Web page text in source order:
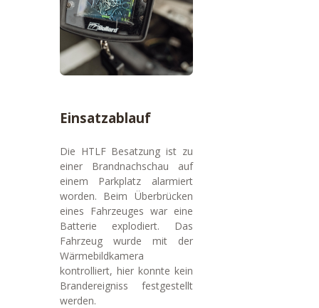
Einsatzablauf
Die HTLF Besatzung ist zu
einer Brandnachschau auf
einem Parkplatz alarmiert
worden. Beim Überbrücken
eines Fahrzeuges war eine
Batterie explodiert. Das
Fahrzeug wurde mit der
Wärmebildkamera
kontrolliert, hier konnte kein
Brandereigniss festgestellt
werden.